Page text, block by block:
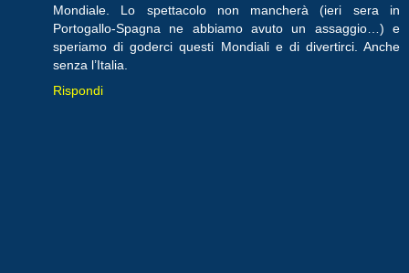
Mondiale. Lo spettacolo non mancherà (ieri sera in
Portogallo-Spagna ne abbiamo avuto un assaggio…) e
speriamo di goderci questi Mondiali e di divertirci. Anche
senza l’Italia.
Rispondi